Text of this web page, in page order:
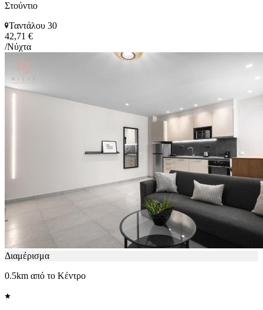
Στούντιο
Ταντάλου 30
42,71 €
/Νύχτα
Διαμέρισμα
0.5km από το Κέντρο